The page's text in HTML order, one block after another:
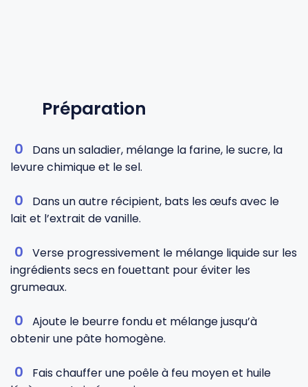
Préparation
Dans un saladier, mélange la farine, le sucre, la
levure chimique et le sel.
Dans un autre récipient, bats les œufs avec le
lait et l’extrait de vanille.
Verse progressivement le mélange liquide sur les
ingrédients secs en fouettant pour éviter les
grumeaux.
Ajoute le beurre fondu et mélange jusqu’à
obtenir une pâte homogène.
Fais chauffer une poêle à feu moyen et huile